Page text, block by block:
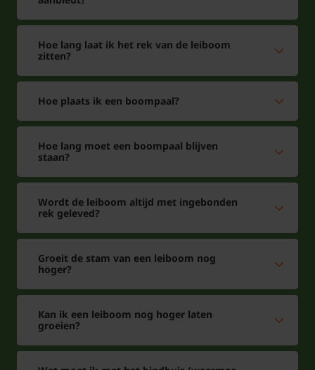
Hoe lang laat ik het rek van de leiboom
zitten?
Hoe plaats ik een boompaal?
Hoe lang moet een boompaal blijven
staan?
Wordt de leiboom altijd met ingebonden
rek geleved?
Groeit de stam van een leiboom nog
hoger?
Kan ik een leiboom nog hoger laten
groeien?